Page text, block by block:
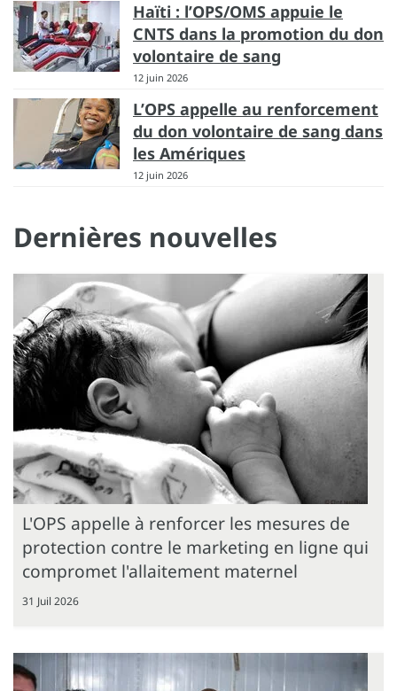
Haïti : l’OPS/OMS appuie le
CNTS dans la promotion du don
volontaire de sang
12 juin 2026
L’OPS appelle au renforcement
du don volontaire de sang dans
les Amériques
12 juin 2026
Dernières nouvelles
L'OPS appelle à renforcer les mesures de
protection contre le marketing en ligne qui
compromet l'allaitement maternel
31 Juil 2026